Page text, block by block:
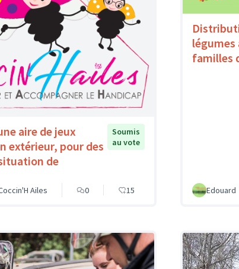
aire de jeux
extérieur, pour des
de
Soumis
au vote
Ailes 0 15
familles
Edouard